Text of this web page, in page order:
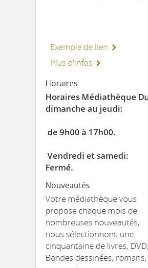
Exemple de lien
Plus d'infos
Horaires
Horaires Médiathèque
dimanche au jeudi:
de 9h00 à 17h00.
Vendredi et samedi:
Fermé.
Nouveautés
Votre médiathèque vous
propose chaque mois de
nombreuses nouveautés,
nous sélectionnons une
cinquantaine de livres, DVD,
Bandes dessinées, romans,